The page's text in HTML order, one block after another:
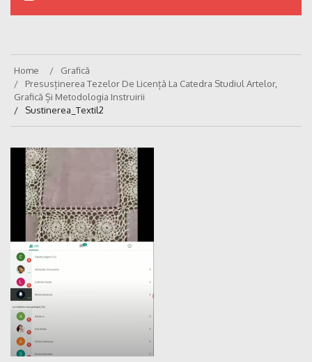
Home
Grafică
Presusținerea Tezelor De Licență La Catedra Studiul Artelor,
Grafică Și Metodologia Instruirii
Sustinerea_Textil2